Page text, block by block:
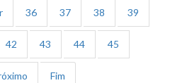
36 37 38 39
42 43 44 45
Fim